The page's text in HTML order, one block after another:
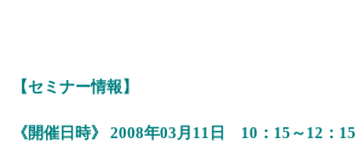
【セミナー情報】
《開催日時》 2008年03月11日 10：15～12：